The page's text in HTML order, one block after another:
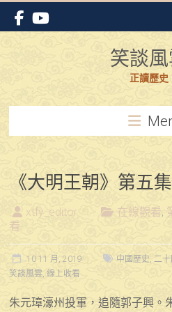
Skip
content
笑談
正讀歷史
《大明王朝》第五
xtfy_editor 在線觀看,
看
10 11 月, 2019 中國歷史,二
笑談風雲,線上收看
朱元璋濠州投軍，追隨郭子興。